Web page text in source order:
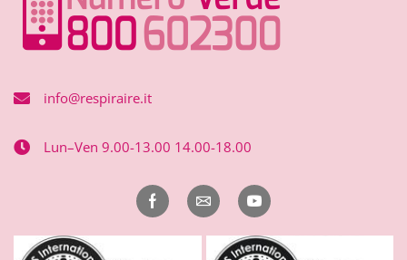
info@respiraire.it
Lun–Ven 9.00-13.00 14.00-18.00